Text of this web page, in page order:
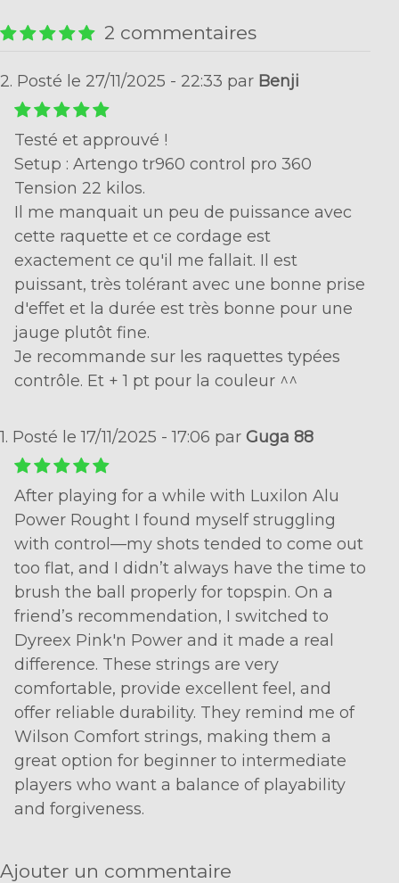
2 commentaires
2. Posté le 27/11/2025 - 22:33 par Benji
Testé et approuvé !
Setup : Artengo tr960 control pro 360
Tension 22 kilos.
Il me manquait un peu de puissance avec
cette raquette et ce cordage est
exactement ce qu'il me fallait. Il est
puissant, très tolérant avec une bonne prise
d'effet et la durée est très bonne pour une
jauge plutôt fine.
Je recommande sur les raquettes typées
contrôle. Et + 1 pt pour la couleur ^^
1. Posté le 17/11/2025 - 17:06 par Guga 88
After playing for a while with Luxilon Alu
Power Rought I found myself struggling
with control—my shots tended to come out
too flat, and I didn’t always have the time to
brush the ball properly for topspin. On a
friend’s recommendation, I switched to
Dyreex Pink'n Power and it made a real
difference. These strings are very
comfortable, provide excellent feel, and
offer reliable durability. They remind me of
Wilson Comfort strings, making them a
great option for beginner to intermediate
players who want a balance of playability
and forgiveness.
Ajouter un commentaire